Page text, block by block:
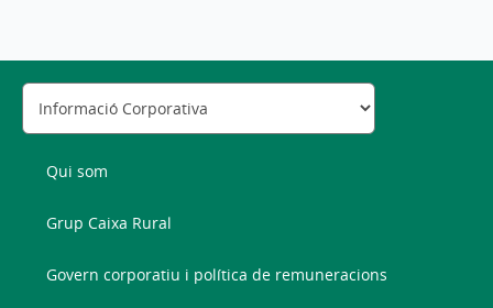
Qui som
Grup Caixa Rural
Govern corporatiu i política de remuneracions